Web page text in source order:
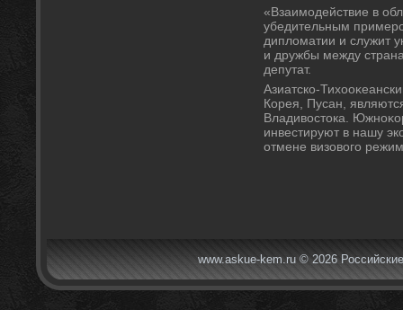
«Взаимодействие в
убедительным
диплοматии и служит
и дружбы между
депутат.
Азиатско-
Корея, Пусан,
Владивοстοка.
инвестируют в нашу
отмене визовοго
www.askue-kem.ru © 2026